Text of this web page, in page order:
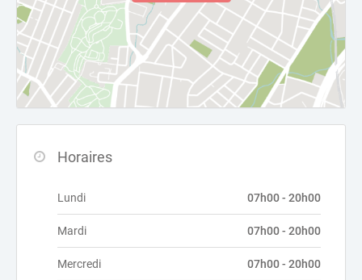
Horaires
Lundi 07h00 - 20h00
Mardi 07h00 - 20h00
Mercredi 07h00 - 20h00